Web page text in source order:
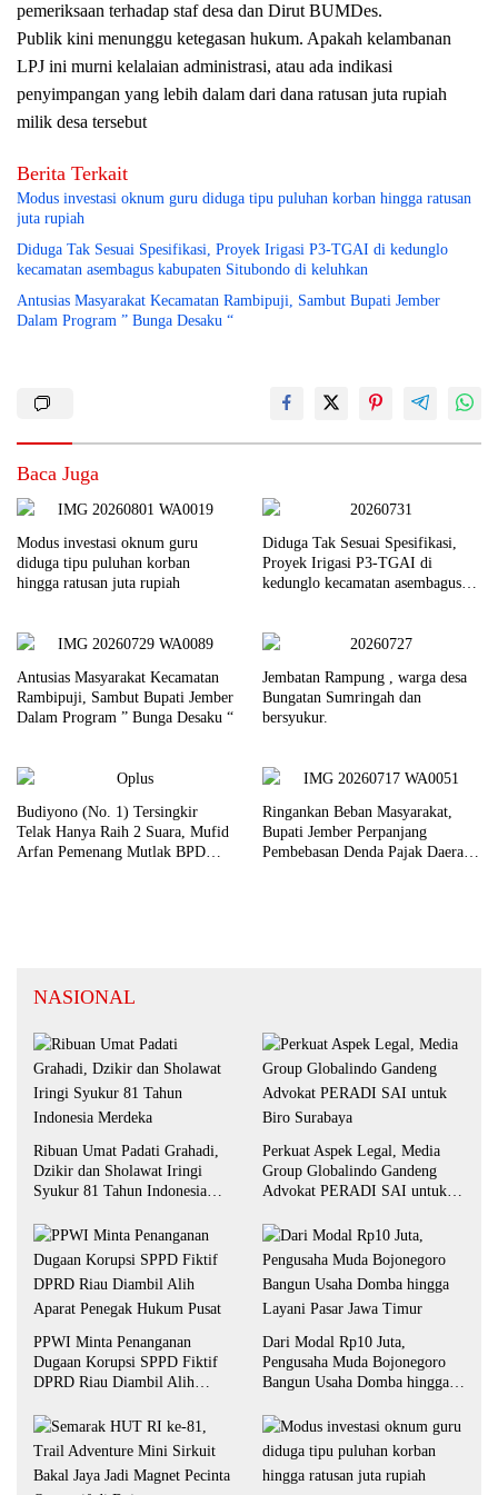
pemeriksaan terhadap staf desa dan Dirut BUMDes.
Publik kini menunggu ketegasan hukum. Apakah kelambanan
LPJ ini murni kelalaian administrasi, atau ada indikasi
penyimpangan yang lebih dalam dari dana ratusan juta rupiah
milik desa tersebut
Berita Terkait
Modus investasi oknum guru diduga tipu puluhan korban hingga ratusan
juta rupiah
Diduga Tak Sesuai Spesifikasi, Proyek Irigasi P3-TGAI di kedunglo
kecamatan asembagus kabupaten Situbondo di keluhkan
Antusias Masyarakat Kecamatan Rambipuji, Sambut Bupati Jember
Dalam Program ” Bunga Desaku “
Baca Juga
Modus investasi oknum guru
diduga tipu puluhan korban
hingga ratusan juta rupiah
Diduga Tak Sesuai Spesifikasi,
Proyek Irigasi P3-TGAI di
kedunglo kecamatan asembagus
Antusias Masyarakat Kecamatan
Rambipuji, Sambut Bupati Jember
Dalam Program ” Bunga Desaku “
Jembatan Rampung , warga desa
Bungatan Sumringah dan
bersyukur.
Budiyono (No. 1) Tersingkir
Telak Hanya Raih 2 Suara, Mufid
Arfan Pemenang Mutlak BPD
Ringankan Beban Masyarakat,
Bupati Jember Perpanjang
Pembebasan Denda Pajak Daerah
NASIONAL
Ribuan Umat Padati Grahadi,
Dzikir dan Sholawat Iringi
Syukur 81 Tahun Indonesia
Perkuat Aspek Legal, Media
Group Globalindo Gandeng
Advokat PERADI SAI untuk
PPWI Minta Penanganan
Dugaan Korupsi SPPD Fiktif
DPRD Riau Diambil Alih
Dari Modal Rp10 Juta,
Pengusaha Muda Bojonegoro
Bangun Usaha Domba hingga